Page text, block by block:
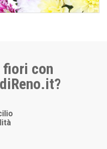
fiori con